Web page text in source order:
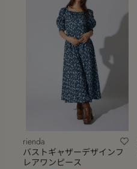
rienda
バストギャザーデザインフ
レアワンピース